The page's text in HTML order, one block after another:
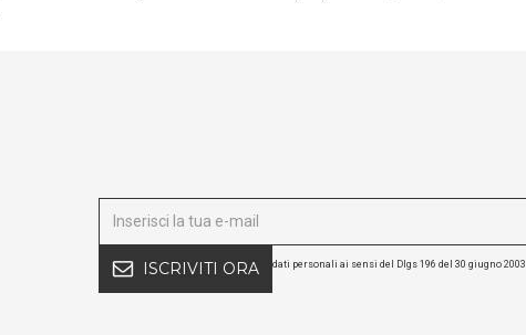
ISCRIVITI ORA dati personali ai sensi del Dlgs 196 del 30 giugno 2003